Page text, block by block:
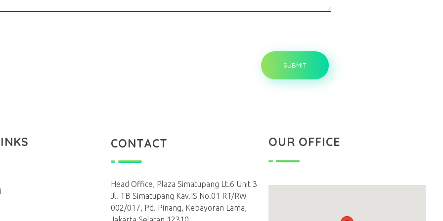
CONTACT
Head Office, Plaza Simatupang Lt.6 Unit 3
Jl. TB Simatupang Kav.IS No.01 RT/RW
002/017, Pd. Pinang, Kebayoran Lama,
OUR OFFICE